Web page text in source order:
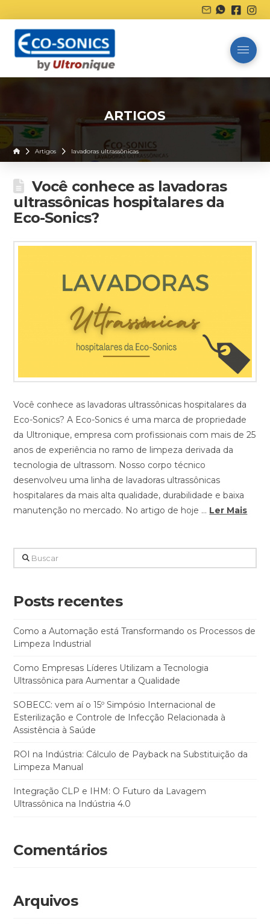
ARTIGOS
HomeArtigos lavadoras ultrassônicas
Você conhece as lavadoras
ultrassônicas hospitalares da
Eco-Sonics?
Você conhece as lavadoras ultrassônicas hospitalares da
Eco-Sonics? A Eco-Sonics é uma marca de propriedade
da Ultronique, empresa com profissionais com mais de 25
anos de experiência no ramo de limpeza derivada da
tecnologia de ultrassom. Nosso corpo técnico
desenvolveu uma linha de lavadoras ultrassônicas
hospitalares da mais alta qualidade, durabilidade e baixa
manutenção no mercado. No artigo de hoje … Ler Mais
Buscar
Posts recentes
Como a Automação está Transformando os Processos de
Limpeza Industrial
Como Empresas Líderes Utilizam a Tecnologia
Ultrassônica para Aumentar a Qualidade
SOBECC: vem aí o 15º Simpósio Internacional de
Esterilização e Controle de Infecção Relacionada à
Assistência à Saúde
ROI na Indústria: Cálculo de Payback na Substituição da
Limpeza Manual
Integração CLP e IHM: O Futuro da Lavagem
Ultrassônica na Indústria 4.0
Comentários
Arquivos